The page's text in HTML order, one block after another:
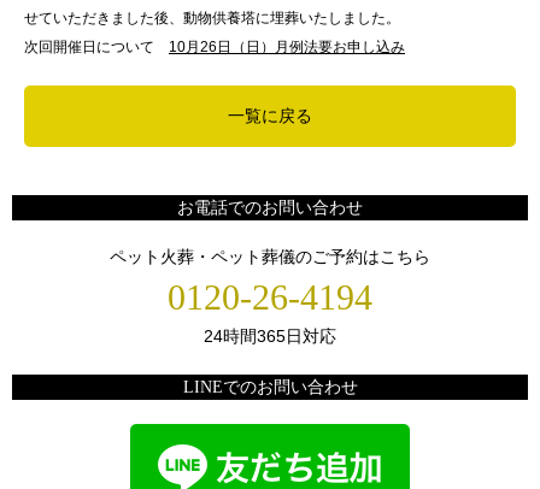
せていただきました後、動物供養塔に埋葬いたしました。
次回開催日について 10月26日（日）月例法要お申し込み
一覧に戻る
お電話でのお問い合わせ
ペット火葬・ペット葬儀のご予約はこちら
0120-26-4194
24時間365日対応
LINEでのお問い合わせ